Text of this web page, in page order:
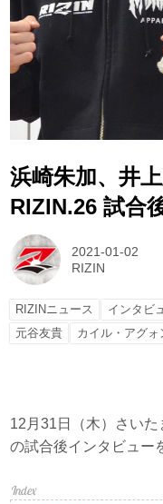
浜崎朱加、井
RIZIN.26 試合
2021-01-02
RIZIN
RIZINニュース インタビ
元谷友貴
カイル・アグォ
12月31日（木）さい
の試合後インタビュー